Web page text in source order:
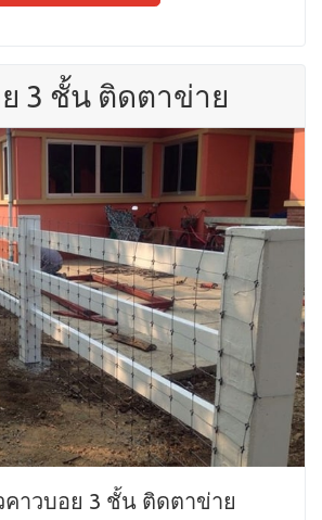
3 ชั้น ติดตาข่าย
คาวบอย 3 ชั้น ติดตาข่าย